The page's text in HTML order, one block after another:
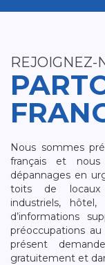
REJOIGNEZ-
Nous sommes
français et
dépannages en
toits de locaux
industriels,
d’informations
préoccupations au
présent
gratuitement et